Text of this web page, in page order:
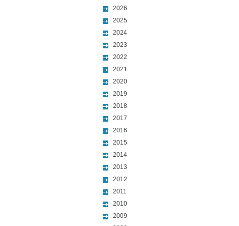
2026
2025
2024
2023
2022
2021
2020
2019
2018
2017
2016
2015
2014
2013
2012
2011
2010
2009